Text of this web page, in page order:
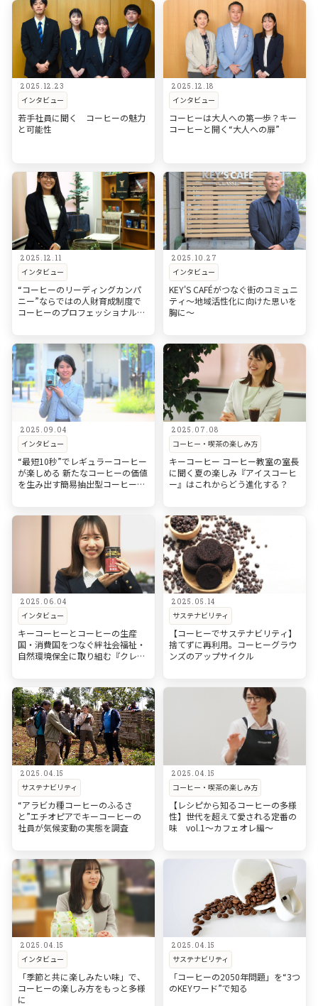
2025.12.23
インタビュー
若手社員に聞く コーヒーの魅力
と可能性
2025.12.18
インタビュー
コーヒーは大人への第一歩？キー
コーヒーと開く“大人への扉”
2025.12.11
インタビュー
“コーヒーのリーディングカンパ
ニー”ならではの人財育成制度で
コーヒーのプロフェッショナルを
2025.10.27
インタビュー
KEY'S CAFÉがつなぐ街のコミュニ
ティ～地域活性化に向けた思いを
胸に～
2025.09.04
インタビュー
“最短10秒”でレギュラーコーヒー
が楽しめる 新たなコーヒーの価値
を生み出す簡易抽出型コーヒー
2025.07.08
コーヒー・喫茶の楽しみ方
キーコーヒー コーヒー教室の室長
に聞く夏の楽しみ『アイスコーヒ
ー』はこれからどう進化する？
2025.06.04
インタビュー
キーコーヒーとコーヒーの生産
国・消費国をつなぐ絆社会福祉・
自然環境保全に取り組む『クレル
2025.05.14
サステナビリティ
【コーヒーでサステナビリティ】
捨てずに再利用。コーヒーグラウ
ンズのアップサイクル
2025.04.15
サステナビリティ
“アラビカ種コーヒーのふるさ
と”エチオピアでキーコーヒーの
社員が気候変動の実態を調査
2025.04.15
コーヒー・喫茶の楽しみ方
【レシピから知るコーヒーの多様
性】 世代を超えて愛される定番の
味 vol.1～カフェオレ編～
2025.04.15
インタビュー
「季節と共に楽しみたい味」で、
コーヒーの楽しみ方をもっと多様
に
2025.04.15
サステナビリティ
「コーヒーの2050年問題」を“3つ
のKEYワード”で知る